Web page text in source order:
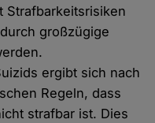
Strafbarkeitsrisiken
großzügige
ergibt sich nach
Regeln, dass
strafbar ist. Dies